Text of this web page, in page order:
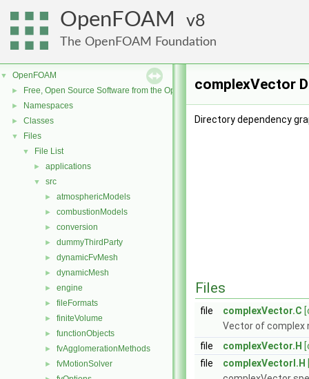
OpenFOAM 8
The OpenFOAM Foundation
▼ OpenFOAM
► Free, Open Source Software from the OpenFOAM Foundation
► Namespaces
► Classes
▼ Files
▼ File List
► applications
▼ src
► atmosphericModels
► combustionModels
► conversion
► dummyThirdParty
► dynamicFvMesh
► dynamicMesh
► engine
► fileFormats
► finiteVolume
► functionObjects
► fvAgglomerationMethods
► fvMotionSolver
complexVector
Directory dependency
Files
file complexVector.C
Vector of complex
file
complexVector.H
file
complexVectorI.H